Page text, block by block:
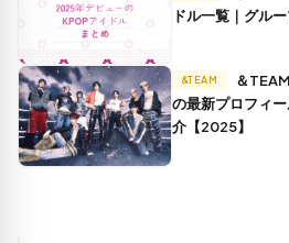
ドル一覧｜グル
&TEAM
の最新プロフィ
介【2025】